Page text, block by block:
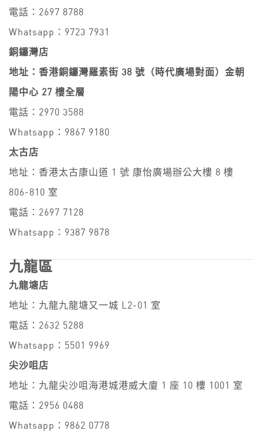
電話：2697 8788
Whatsapp：9723 7931
銅鑼灣店
地址：香港銅鑼灣羅素街 38 號（時代廣場對面）金朝
陽中心 27 樓全層
電話：2970 3588
Whatsapp：9867 9180
太古店
地址：香港太古康山道 1 號 康怡廣場辦公大樓 8 樓
806-810 室
電話：2697 7128
Whatsapp：9387 9878
九龍區
九龍塘店
地址：九龍九龍塘又一城 L2-01 室
電話：2632 5288
Whatsapp：5501 9969
尖沙咀店
地址：九龍尖沙咀海港城港威大廈 1 座 10 樓 1001 室
電話：2956 0488
Whatsapp：9862 0778